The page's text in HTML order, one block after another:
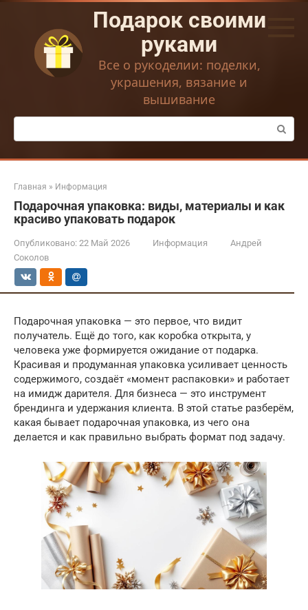
Перейти
контенту
Подарок своими
руками
Все о рукоделии: поделки,
украшения, вязание и
вышивание
Поиск:
Главная » Информация
Подарочная упаковка: виды, материалы и как
красиво упаковать подарок
Опубликовано: 22 Май 2026 Информация
Андрей
Соколов
Подарочная упаковка — это первое, что видит
получатель. Ещё до того, как коробка открыта, у
человека уже формируется ожидание от подарка.
Красивая и продуманная упаковка усиливает ценность
содержимого, создаёт «момент распаковки» и работает
на имидж дарителя. Для бизнеса — это инструмент
брендинга и удержания клиента. В этой статье разберём,
какая бывает подарочная упаковка, из чего она
делается и как правильно выбрать формат под задачу.